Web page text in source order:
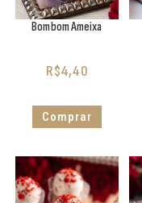
Bombom Ameixa
R$4,40
Comprar